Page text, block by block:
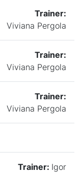
Trainer:
Viviana Pergola
Trainer:
Viviana Pergola
Trainer:
Viviana Pergola
Trainer: Igor